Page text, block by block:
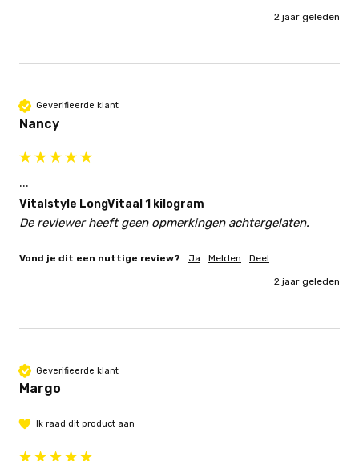
2 jaar geleden
Geverifieerde klant
Nancy
...
Vitalstyle LongVitaal 1 kilogram
De reviewer heeft geen opmerkingen achtergelaten.
Vond je dit een nuttige review? Ja Melden Deel
2 jaar geleden
Geverifieerde klant
Margo
Ik raad dit product aan